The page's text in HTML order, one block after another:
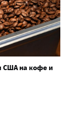
США на кофе и